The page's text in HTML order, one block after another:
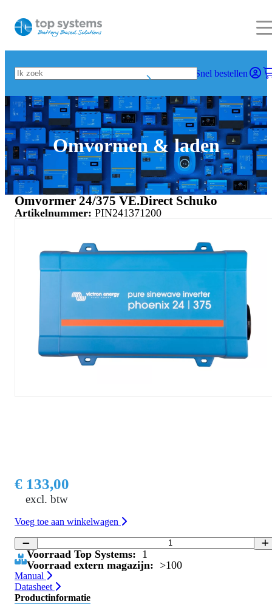
Snel bestellen
Omvormen & laden
Omvormer 24/375 VE.Direct Schuko
Artikelnummer: PIN241371200
€ 133,00
excl. btw
Voeg toe aan winkelwagen
Voorraad Top Systems: 1
Voorraad extern magazijn: >100
Manual
Datasheet
Productinformatie